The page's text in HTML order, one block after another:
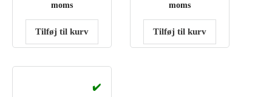
moms
Tilføj til kurv
moms
Tilføj til kurv
✔️